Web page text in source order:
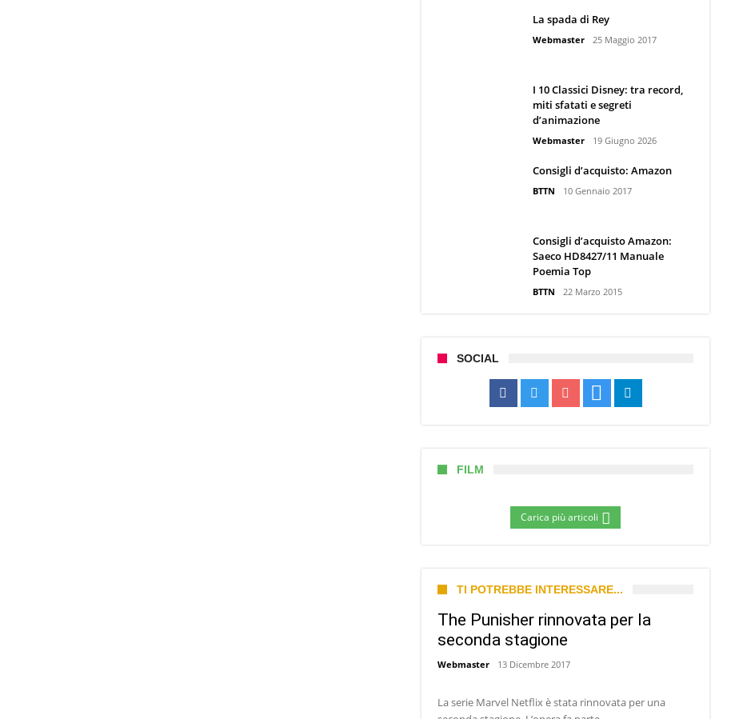
La spada di Rey
Webmaster 25 Maggio 2017
I 10 Classici Disney: tra record,
miti sfatati e segreti
d’animazione
Webmaster 19 Giugno 2026
Consigli d’acquisto: Amazon
BTTN 10 Gennaio 2017
Consigli d’acquisto Amazon:
Saeco HD8427/11 Manuale
Poemia Top
BTTN 22 Marzo 2015
SOCIAL
FILM
Carica più articoli
TI POTREBBE INTERESSARE...
The Punisher rinnovata per la
seconda stagione
Webmaster 13 Dicembre 2017
La serie Marvel Netflix è stata rinnovata per una